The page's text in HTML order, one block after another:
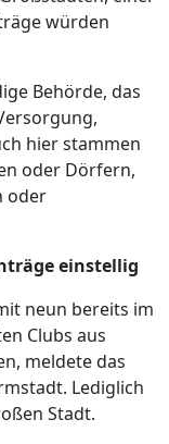
würden
Behörde, das
hier stammen
oder Dörfern,
oder
einstellig
neun bereits im
Clubs aus
meldete das
Lediglich
Stadt.